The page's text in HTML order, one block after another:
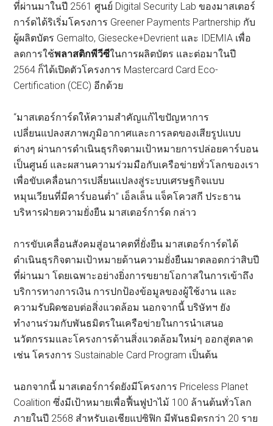
ที่ผ่านมาในปี 2561 ศูนย์ Digital Security Lab ของมาสเตอร์
การ์ดได้ริเริ่มโครงการ Greener Payments Partnership กับ
ผู้ผลิตบัตร Gemalto, Giesecke+Devrient และ IDEMIA เพื่อ
ลดการใช้พลาสติกพีวีซีในการผลิตบัตร และต่อมาในปี
2564 ก็ได้เปิดตัวโครงการ Mastercard Card Eco-
Certification (CEC) อีกด้วย
“มาสเตอร์การ์ดให้ความสำคัญแก้ไขปัญหาการ
เปลี่ยนแปลงสภาพภูมิอากาศและการลดของเสียรูปแบบ
ต่างๆ ผ่านการดำเนินธุรกิจตามเป้าหมายการปล่อยคาร์บอน
เป็นศูนย์ และผสานความร่วมมือกับเครือข่ายทั่วโลกของเรา
เพื่อขับเคลื่อนการเปลี่ยนแปลงสู่ระบบเศรษฐกิจแบบ
หมุนเวียนที่มีคาร์บอนต่ำ” เอ็ลเล็น แจ็คโควสกี ประธาน
บริหารฝ่ายความยั่งยืน มาสเตอร์การ์ด กล่าว
การขับเคลื่อนสังคมสู่อนาคตที่ยั่งยืน มาสเตอร์การ์ดได้
ดำเนินธุรกิจตามเป้าหมายด้านความยั่งยืนมาตลอดกว่าสิบปี
ที่ผ่านมา โดยเฉพาะอย่างยิ่งการขยายโอกาสในการเข้าถึง
บริการทางการเงิน การปกป้องข้อมูลของผู้ใช้งาน และ
ความรับผิดชอบต่อสิ่งแวดล้อม นอกจากนี้ บริษัทฯ ยัง
ทำงานร่วมกับพันธมิตรในเครือข่ายในการนำเสนอ
นวัตกรรมและโครงการด้านสิ่งแวดล้อมใหม่ๆ ออกสู่ตลาด
เช่น โครงการ Sustainable Card Program เป็นต้น
นอกจากนี้ มาสเตอร์การ์ดยังมีโครงการ Priceless Planet
Coalition ซึ่งมีเป้าหมายเพื่อฟื้นฟูป่าไม้ 100 ล้านต้นทั่วโลก
ภายในปี 2568 สำหรับเอเชียแปซิฟิก มีพันธมิตรกว่า 20 ราย